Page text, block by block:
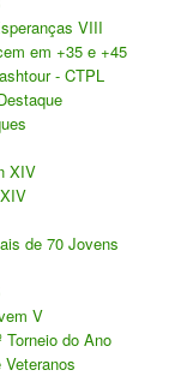
VIII
em +35 e +45
- CTPL
XIV
de 70 Jovens
V
do Ano